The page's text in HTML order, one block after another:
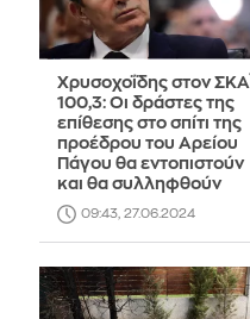
Χρυσοχοΐδης στον ΣΚΑΪ
100,3: Οι δράστες της
επίθεσης στο σπίτι της
προέδρου του Αρείου
Πάγου θα εντοπιστούν
και θα συλληφθούν
09:43, 27.06.2024